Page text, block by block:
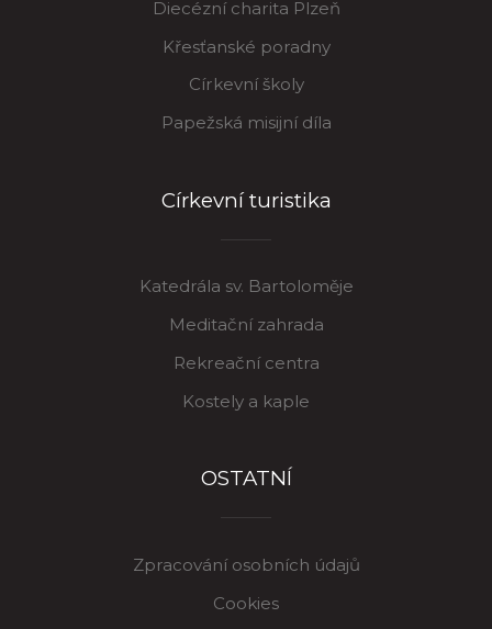
Diecézní charita Plzeň
Křesťanské poradny
Církevní školy
Papežská misijní díla
Církevní turistika
Katedrála sv. Bartoloměje
Meditační zahrada
Rekreační centra
Kostely a kaple
OSTATNÍ
Zpracování osobních údajů
Cookies